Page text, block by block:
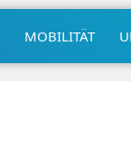
MOBILITÄT